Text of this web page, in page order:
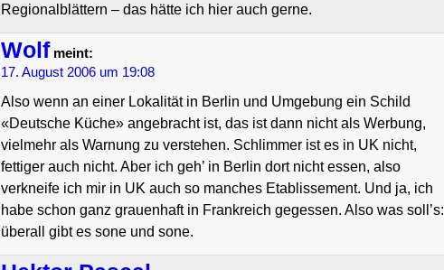
Regionalblättern – das hätte ich hier auch gerne.
Wolf meint:
17. August 2006 um 19:08
Also wenn an einer Lokalität in Berlin und Umgebung ein Schild
«Deutsche Küche» angebracht ist, das ist dann nicht als Werbung,
vielmehr als Warnung zu verstehen. Schlimmer ist es in UK nicht,
fettiger auch nicht. Aber ich geh’ in Berlin dort nicht essen, also
verkneife ich mir in UK auch so manches Etablissement. Und ja, ich
habe schon ganz grauenhaft in Frankreich gegessen. Also was soll’s:
überall gibt es sone und sone.